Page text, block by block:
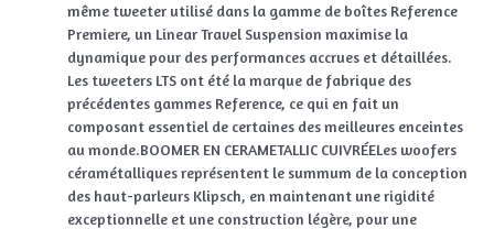
même tweeter utilisé dans la gamme de boîtes Reference
Premiere, un Linear Travel Suspension maximise la
dynamique pour des performances accrues et détaillées.
Les tweeters LTS ont été la marque de fabrique des
précédentes gammes Reference, ce qui en fait un
composant essentiel de certaines des meilleures enceintes
au monde.BOOMER EN CERAMETALLIC CUIVRÉELes woofers
céramétalliques représentent le summum de la conception
des haut-parleurs Klipsch, en maintenant une rigidité
exceptionnelle et une construction légère, pour une